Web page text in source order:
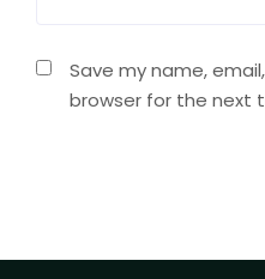
Save my name,
browser for the next